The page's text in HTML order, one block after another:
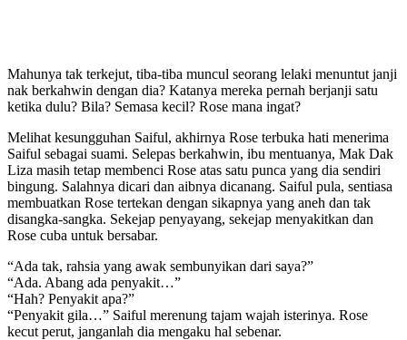
Mahunya tak terkejut, tiba-tiba muncul seorang lelaki menuntut janji
nak berkahwin dengan dia? Katanya mereka pernah berjanji satu
ketika dulu? Bila? Semasa kecil? Rose mana ingat?
Melihat kesungguhan Saiful, akhirnya Rose terbuka hati menerima
Saiful sebagai suami. Selepas berkahwin, ibu mentuanya, Mak Dak
Liza masih tetap membenci Rose atas satu punca yang dia sendiri
bingung. Salahnya dicari dan aibnya dicanang. Saiful pula, sentiasa
membuatkan Rose tertekan dengan sikapnya yang aneh dan tak
disangka-sangka. Sekejap penyayang, sekejap menyakitkan dan
Rose cuba untuk bersabar.
“Ada tak, rahsia yang awak sembunyikan dari saya?”
“Ada. Abang ada penyakit…”
“Hah? Penyakit apa?”
“Penyakit gila…” Saiful merenung tajam wajah isterinya. Rose
kecut perut, janganlah dia mengaku hal sebenar.